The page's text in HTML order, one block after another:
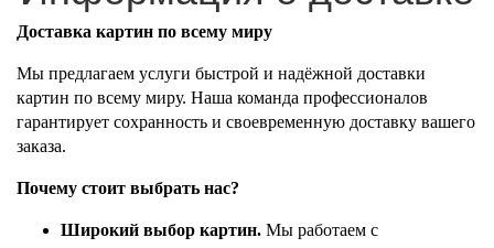
Доставка картин по всему миру
Мы предлагаем услуги быстрой и надёжной доставки
картин по всему миру. Наша команда профессионалов
гарантирует сохранность и своевременную доставку вашего
заказа.
Почему стоит выбрать нас?
Широкий выбор картин. Мы работаем с